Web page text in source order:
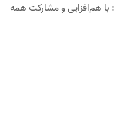
با هم‌افزایی و مشارکت همه